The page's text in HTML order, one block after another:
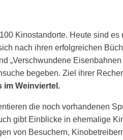
Kinostandorte. Heute sind es
nach ihren erfolgreichen
„Verschwundene
begeben. Ziel ihrer
im Weinviertel.
die noch vorhandenen
gibt Einblicke in ehemalige
von Besuchern,